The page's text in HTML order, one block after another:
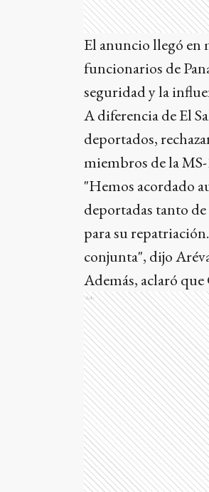
El anuncio llegó en
funcionarios de
seguridad y la
A diferencia de El
deportados,
miembros de la
"Hemos acordado
deportadas tanto
para su
conjunta", dijo
Además, aclaró
Ads